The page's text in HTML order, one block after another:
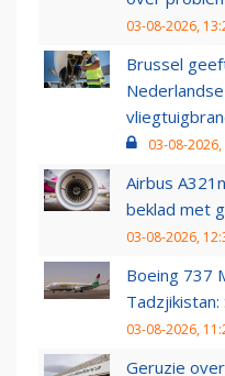
03-08-2026,
Brussel
03-08-2026,
Airbus
beklad met
03-08-2026,
Boeing 737
03-08-2026,
Geruzie